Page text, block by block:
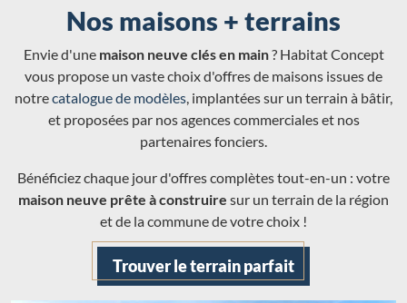
Nos maisons + terrains
Envie d'une maison neuve clés en main? Habitat Concept
vous propose un vaste choix d'offres de maisons issues de
notrecatalogue de modèles, implantées sur un terrain à bâtir,
et proposées par nos agences commerciales et nos
partenaires fonciers.
Bénéficiez chaque jour d'offres complètes tout-en-un : votre
maison neuve prête à construire sur un terrain de la région
et de la commune de votre choix !
Trouver le terrain parfait